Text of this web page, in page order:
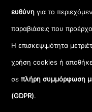
ευθύνη για το
παραβιάσεις που
Η επισκεψιμότητα
χρήση cookies ή
σεπλήρη συμμόρφωση
(GDPR).